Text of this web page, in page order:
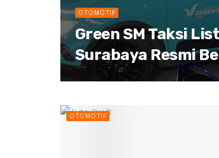
OTOMOTIF
Green SM Taksi
Surabaya Resmi
OTOMOTIF